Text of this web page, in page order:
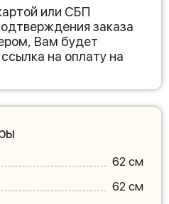
или СБП
заказа
Вам будет
на оплату на
62 см
62 см